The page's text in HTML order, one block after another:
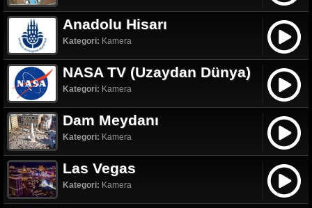
Anadolu Hisarı
Kategori: Kamera
NASA TV (Uzaydan Dünya)
Kategori: Kamera
Dam Meydanı
Kategori: Kamera
Las Vegas
Kategori: Kamera